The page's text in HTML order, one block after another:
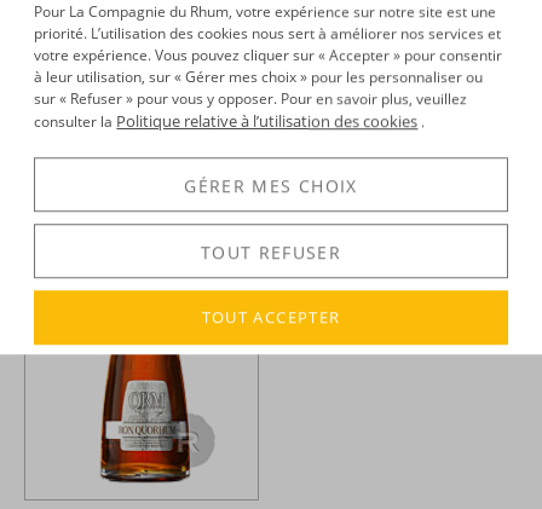
Quorhum -Rhum hors d'âge
- Origenes - 24 ans - 70cl - 40°
+
Quorhum -Rhum hors d'âge
- Terra Nova - 16 ans - 70cl -
+
65,34 €TTC
Pour La Compagnie du Rhum, votre expérience sur notre site est une
priorité. L’utilisation des cookies nous sert à améliorer nos services et
votre expérience. Vous pouvez cliquer sur « Accepter » pour consentir
à leur utilisation, sur « Gérer mes choix » pour les personnaliser ou
sur « Refuser » pour vous y opposer. Pour en savoir plus, veuillez
consulter la Politique relative à l’utilisation des cookies .
GÉRER MES CHOIX
TOUT REFUSER
TOUT ACCEPTER